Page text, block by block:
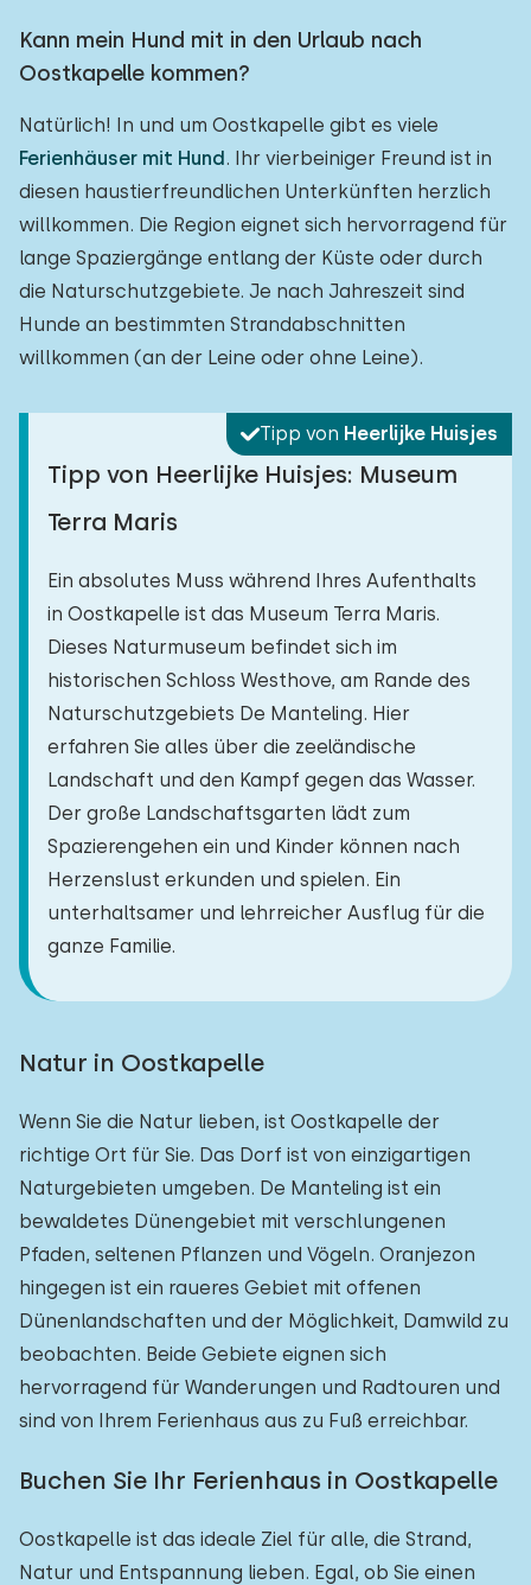
Kann mein Hund mit in den Urlaub nach
Oostkapelle kommen?
Natürlich! In und um Oostkapelle gibt es viele
Ferienhäuser mit Hund. Ihr vierbeiniger Freund ist in
diesen haustierfreundlichen Unterkünften herzlich
willkommen. Die Region eignet sich hervorragend für
lange Spaziergänge entlang der Küste oder durch
die Naturschutzgebiete. Je nach Jahreszeit sind
Hunde an bestimmten Strandabschnitten
willkommen (an der Leine oder ohne Leine).
Tipp von Heerlijke Huisjes
Tipp von Heerlijke Huisjes: Museum
Terra Maris
Ein absolutes Muss während Ihres Aufenthalts
in Oostkapelle ist das Museum Terra Maris.
Dieses Naturmuseum befindet sich im
historischen Schloss Westhove, am Rande des
Naturschutzgebiets De Manteling. Hier
erfahren Sie alles über die zeeländische
Landschaft und den Kampf gegen das Wasser.
Der große Landschaftsgarten lädt zum
Spazierengehen ein und Kinder können nach
Herzenslust erkunden und spielen. Ein
unterhaltsamer und lehrreicher Ausflug für die
ganze Familie.
Natur in Oostkapelle
Wenn Sie die Natur lieben, ist Oostkapelle der
richtige Ort für Sie. Das Dorf ist von einzigartigen
Naturgebieten umgeben. De Manteling ist ein
bewaldetes Dünengebiet mit verschlungenen
Pfaden, seltenen Pflanzen und Vögeln. Oranjezon
hingegen ist ein raueres Gebiet mit offenen
Dünenlandschaften und der Möglichkeit, Damwild zu
beobachten. Beide Gebiete eignen sich
hervorragend für Wanderungen und Radtouren und
sind von Ihrem Ferienhaus aus zu Fuß erreichbar.
Buchen Sie Ihr Ferienhaus in Oostkapelle
Oostkapelle ist das ideale Ziel für alle, die Strand,
Natur und Entspannung lieben. Egal, ob Sie einen